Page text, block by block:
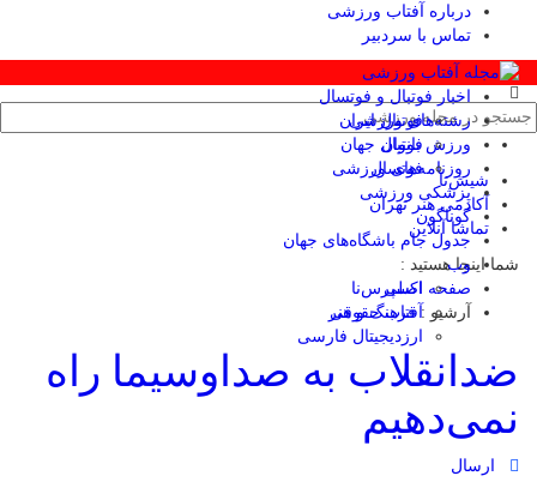
درباره آفتاب ورزشی
تماس با سردبیر
اخبار فوتبال و فوتسال
فوتبال ایران
فوتبال جهان
فوتسال
رشته‌های ورزشی
ورزش بانوان
روزنامه‌های ورزشی
پزشکی ورزشی
گوناگون
جدول جام باشگاه‌های جهان
وب
اکسپرس‌نا
آفتاب حقوقی
ارزدیجیتال فارسی
شیش‌تا
آکادمی هنر تهران
تماشا آنلاین
شما اینجا هستید :
صفحه اصلی
آرشیو :فرهنگ و هنر
ضدانقلاب به صداوسیما راه
نمی‌دهیم
ارسال